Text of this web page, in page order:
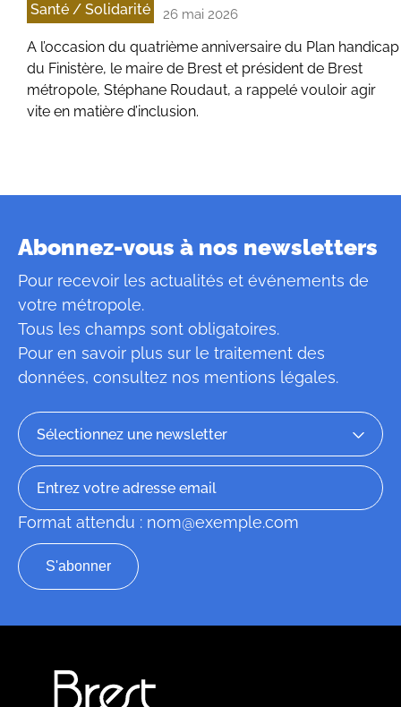
Santé / Solidarité 26 mai 2026
A l’occasion du quatrième anniversaire du Plan handicap
du Finistère, le maire de Brest et président de Brest
métropole, Stéphane Roudaut, a rappelé vouloir agir
vite en matière d’inclusion.
Abonnez-vous à nos newsletters
Pour recevoir les actualités et événements de
votre métropole.
Tous les champs sont obligatoires.
Pour en savoir plus sur le traitement des
données, consultez nos mentions légales.
Format attendu : nom@exemple.com